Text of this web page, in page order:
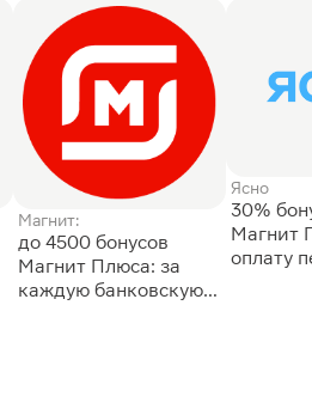
Магнит:
до 4500 бонусов
Магнит Плюса: за
каждую банковскую
Ясно
30%
Магнит
оплату